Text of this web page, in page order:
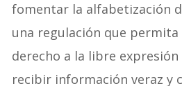
fomentar la alfabetización
una regulación que
derecho a la libre expresión
recibir información veraz y